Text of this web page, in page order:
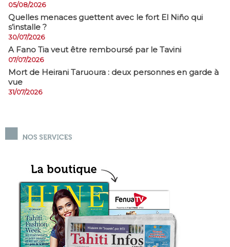
05/08/2026
Quelles menaces guettent avec le fort El Niño qui
s’installe ?
30/07/2026
A Fano Tia veut être remboursé par le Tavini
07/07/2026
Mort de Heirani Taruoura : deux personnes en garde à
vue
31/07/2026